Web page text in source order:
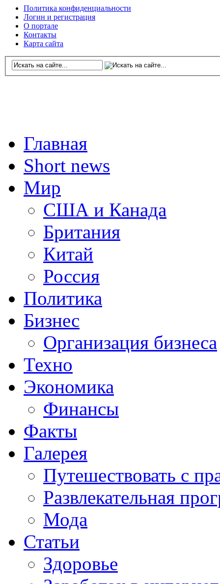
Политика конфиденциальности
Логин и регистрация
О портале
Контакты
Карта сайта
Главная
Short news
Мир
США и Канада
Британия
Китай
Россия
Политика
Бизнес
Организация бизнеса
Техно
Экономика
Финансы
Факты
Галерея
Путешествовать с
Развлекательная
Мода
Статьи
Здоровье